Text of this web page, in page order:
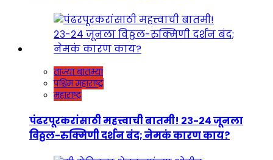
ताज्या बातम्या
पश्चिम महाराष्ट्र
महाराष्ट्र
पंढरपूरकरांसाठी महत्त्वाची बातमी! २३-२४ जूनला
विठ्ठल-रुक्मिणी दर्शन बंद; नेमकं कारण काय?